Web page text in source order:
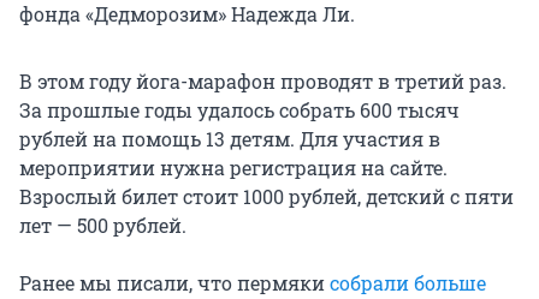
фонда «Дедморозим» Надежда Ли.
В этом году йога-марафон проводят в третий раз.
За прошлые годы удалось собрать 600 тысяч
рублей на помощь 13 детям. Для участия в
мероприятии нужна регистрация на сайте.
Взрослый билет стоит 1000 рублей, детский с пяти
лет — 500 рублей.
Ранее мы писали, что пермякисобрали больше